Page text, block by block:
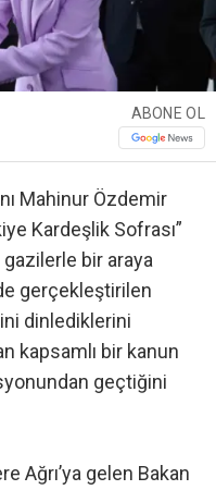
ABONE OL
Mahinur Özdemir
Kardeşlik Sofrası”
gazilerle bir araya
gerçekleştirilen
dinlediklerini
kapsamlı bir kanun
geçtiğini
Ağrı’ya gelen Bakan